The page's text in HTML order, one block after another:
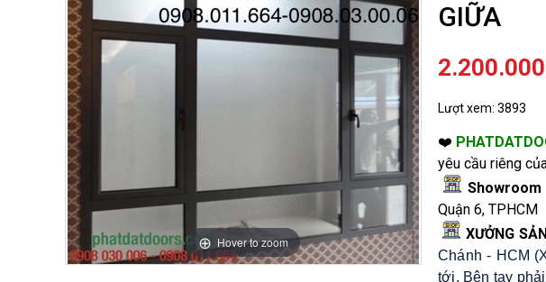
Hover to zoom
GIỮA
2.200.000
Lượt xem: 3893
❤️
yêu cầu riêng
Showroom
Quận 6, TPHCM
XƯỞNG
Chánh - HCM
tới. Bên tay